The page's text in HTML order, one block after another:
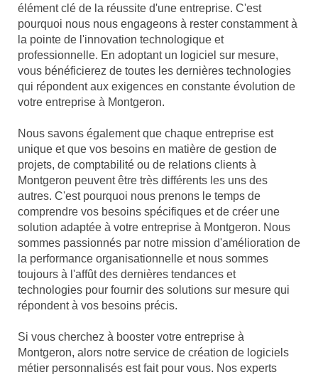
élément clé de la réussite d'une entreprise. C'est
pourquoi nous nous engageons à rester constamment à
la pointe de l'innovation technologique et
professionnelle. En adoptant un logiciel sur mesure,
vous bénéficierez de toutes les dernières technologies
qui répondent aux exigences en constante évolution de
votre entreprise à Montgeron.
Nous savons également que chaque entreprise est
unique et que vos besoins en matière de gestion de
projets, de comptabilité ou de relations clients à
Montgeron peuvent être très différents les uns des
autres. C'est pourquoi nous prenons le temps de
comprendre vos besoins spécifiques et de créer une
solution adaptée à votre entreprise à Montgeron. Nous
sommes passionnés par notre mission d'amélioration de
la performance organisationnelle et nous sommes
toujours à l'affût des dernières tendances et
technologies pour fournir des solutions sur mesure qui
répondent à vos besoins précis.
Si vous cherchez à booster votre entreprise à
Montgeron, alors notre service de création de logiciels
métier personnalisés est fait pour vous. Nos experts